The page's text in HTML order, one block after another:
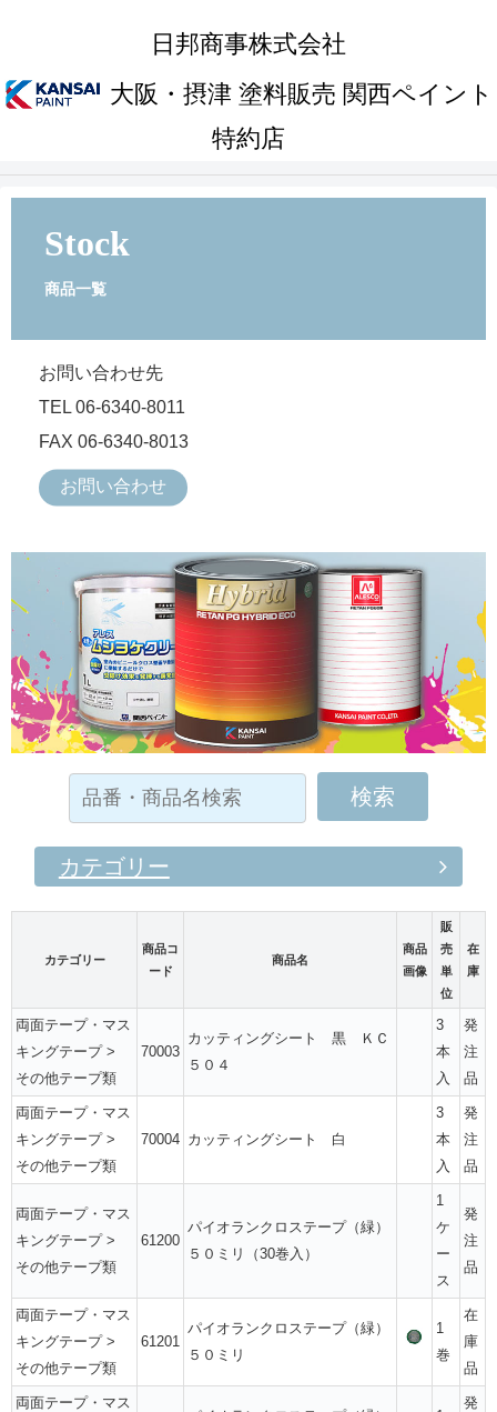
日邦商事株式会社
大阪・摂津 塗料販売 関西ペイント
特約店
Stock
商品一覧
お問い合わせ先
TEL 06-6340-8011
FAX 06-6340-8013
お問い合わせ
カテゴリー
カテゴリー
商品コ
ード
商品名
商品
画像
販
売
単
位
在
庫
両面テープ・マス
キングテープ >
その他テープ類
70003
カッティングシート 黒 ＫＣ
５０４
3
本
入
発
注
品
両面テープ・マス
キングテープ >
その他テープ類
70004 カッティングシート 白
3
本
入
発
注
品
両面テープ・マス
キングテープ >
その他テープ類
61200
パイオランクロステープ（緑）
５０ミリ（30巻入）
1
ケ
ー
ス
発
注
品
両面テープ・マス
キングテープ >
その他テープ類
61201
パイオランクロステープ（緑）
５０ミリ
1
巻
在
庫
品
両面テープ・マス
発